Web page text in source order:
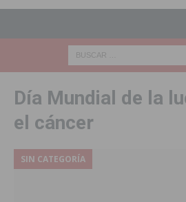
Día Mundial de la
el cáncer
SIN CATEGORÍA